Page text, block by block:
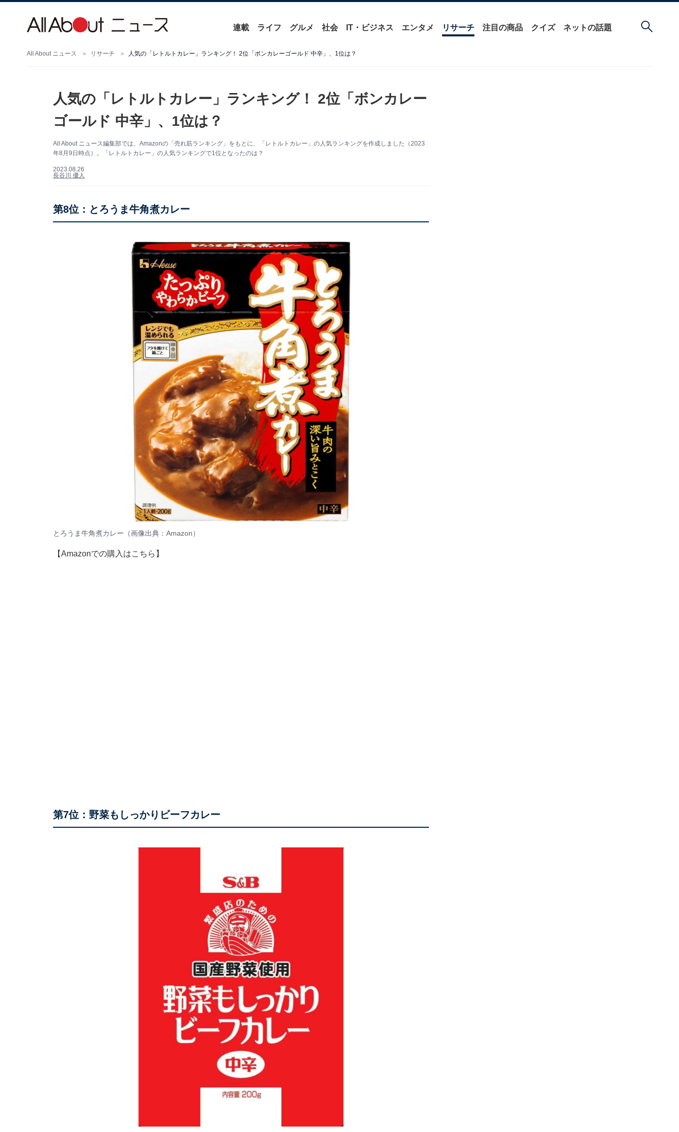
連載 ライフ グルメ 社会 IT・ビジネス エンタメ リサーチ 注目の商品 クイズ ネットの話題
All About ニュース リサーチ 人気の「レトルトカレー」ランキング！ 2位「ボンカレーゴールド 中辛」、1位は？
人気の「レトルトカレー」ランキング！ 2位「ボンカレー
ゴールド 中辛」、1位は？
All About ニュース編集部では、Amazonの「売れ筋ランキング」をもとに、「レトルトカレー」の人気ランキングを作成しました（2023
年8月9日時点）。「レトルトカレー」の人気ランキングで1位となったのは？
2023.08.26
長谷川 優人
第8位：とろうま牛角煮カレー
とろうま牛角煮カレー（画像出典： Amazon）
【Amazonでの購入はこちら】
第7位：野菜もしっかりビーフカレー